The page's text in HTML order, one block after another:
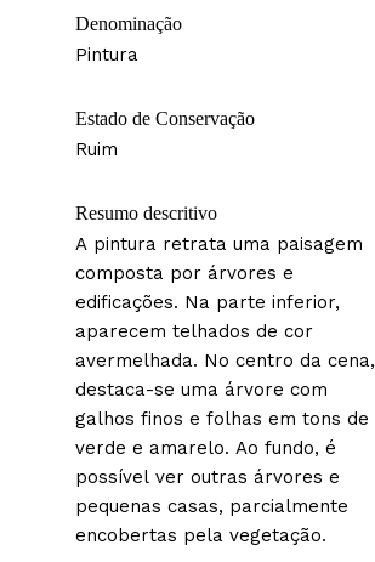
Denominação
Pintura
Estado de Conservação
Ruim
Resumo descritivo
A pintura retrata uma paisagem
composta por árvores e
edificações. Na parte inferior,
aparecem telhados de cor
avermelhada. No centro da cena,
destaca-se uma árvore com
galhos finos e folhas em tons de
verde e amarelo. Ao fundo, é
possível ver outras árvores e
pequenas casas, parcialmente
encobertas pela vegetação.